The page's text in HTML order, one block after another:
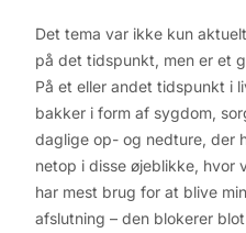
Det tema var ikke kun
på det tidspunkt, men er et
På et eller andet tidspunkt i
bakker i form af sygdom,
daglige op- og nedture, der
netop i disse øjeblikke,
har mest brug for at blive
afslutning – den blokerer